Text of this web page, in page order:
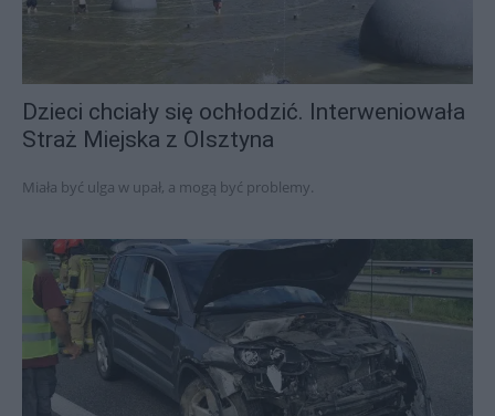
Dzieci chciały się ochłodzić. Interweniowała
Straż Miejska z Olsztyna
Miała być ulga w upał, a mogą być problemy.